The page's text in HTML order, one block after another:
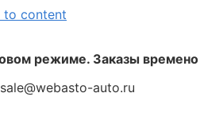
to content
режиме. Заказы
auto.ru